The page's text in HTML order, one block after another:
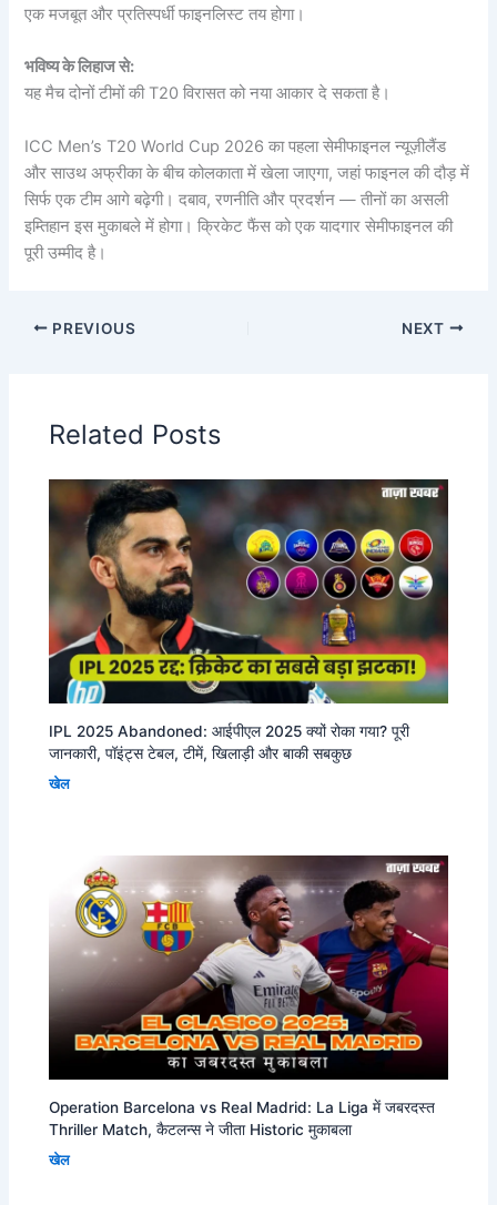
एक मजबूत और प्रतिस्पर्धी फाइनलिस्ट तय होगा।
भविष्य के लिहाज से:
यह मैच दोनों टीमों की T20 विरासत को नया आकार दे सकता है।
ICC Men’s T20 World Cup 2026 का पहला सेमीफाइनल न्यूज़ीलैंड
और साउथ अफ्रीका के बीच कोलकाता में खेला जाएगा, जहां फाइनल की दौड़ में
सिर्फ एक टीम आगे बढ़ेगी। दबाव, रणनीति और प्रदर्शन — तीनों का असली
इम्तिहान इस मुकाबले में होगा। क्रिकेट फैंस को एक यादगार सेमीफाइनल की
पूरी उम्मीद है।
PREVIOUS NEXT
Related Posts
IPL 2025 Abandoned: आईपीएल 2025 क्यों रोका गया? पूरी
जानकारी, पॉइंट्स टेबल, टीमें, खिलाड़ी और बाकी सबकुछ
खेल
Operation Barcelona vs Real Madrid: La Liga में जबरदस्त
Thriller Match, कैटलन्स ने जीता Historic मुकाबला
खेल